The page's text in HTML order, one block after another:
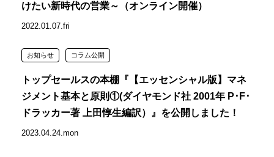
けたい新時代の営業～（オンライン開催）
2022.01.07.fri
トップセールスの本棚『【エッセンシャル版】マネ
ジメント基本と原則①(ダイヤモンド社 2001年 P･F･
ドラッカー著 上田惇生編訳）』を公開しました！
2023.04.24.mon
お知らせ コラム公開